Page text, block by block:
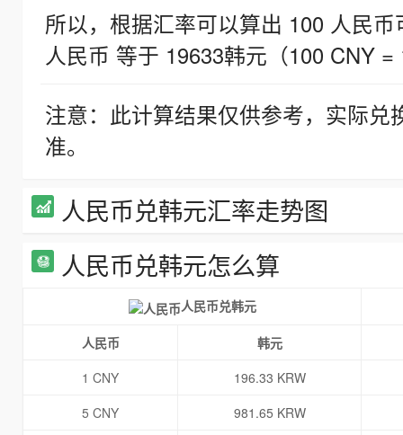
所以，根据汇率可以算出 100 人民
人民币 等于 19633韩元（100 CNY =
注意：此计算结果仅供参考，实际
准。
人民币兑韩元汇率走势图
人民币兑韩元怎么算
人民币兑韩元
人民币
韩元
1 CNY
196.33 KRW
5 CNY
981.65 KRW